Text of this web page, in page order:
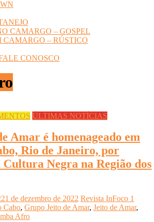
CAMARGO – GOSPEL
CAMARGO – RÚSTICO
CONOSCO
ÚLTIMAS NOTÍCIAS
Amar é homenageado em
Rio de Janeiro, por
Negra na Região dos
1 de dezembro de 2022 Revista InFoco 1
Cabo, Grupo Jeito de Amar, Jeito de Amar,
Afro